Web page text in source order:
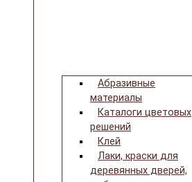
Абразивные
материалы
Каталоги цветовых
решений
Клей
Лаки, краски для
деревянных дверей,